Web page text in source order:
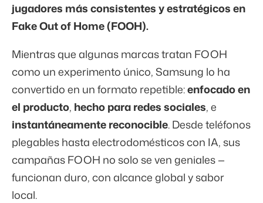
jugadores más consistentes y estratégicos en
Fake Out of Home (FOOH).
Mientras que algunas marcas tratan FOOH
como un experimento único, Samsung lo ha
convertido en un formato repetible:enfocado en
el producto, hecho para redes sociales, e
instantáneamente reconocible. Desde teléfonos
plegables hasta electrodomésticos con IA, sus
campañas FOOH no solo se ven geniales —
funcionan duro, con alcance global y sabor
local.